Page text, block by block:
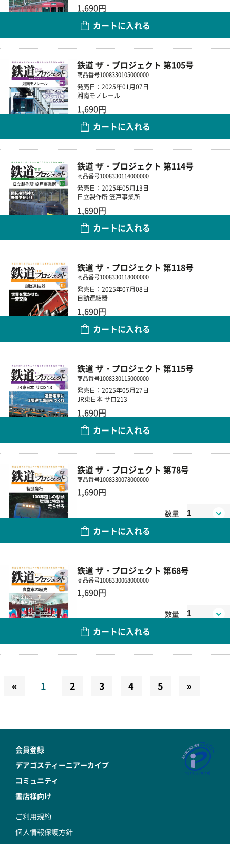
1,690円
カートに入れる
鉄道 ザ・プロジェクト 第105号
商品番号1008330105000000
発売日：2025年01月07日
湘南モノレール
1,690円
カートに入れる
鉄道 ザ・プロジェクト 第114号
商品番号1008330114000000
発売日：2025年05月13日
日立製作所 笠戸事業所
1,690円
カートに入れる
鉄道 ザ・プロジェクト 第118号
商品番号1008330118000000
発売日：2025年07月08日
自動連結器
1,690円
カートに入れる
鉄道 ザ・プロジェクト 第115号
商品番号1008330115000000
発売日：2025年05月27日
JR東日本 サロ213
1,690円
カートに入れる
鉄道 ザ・プロジェクト 第78号
商品番号1008330078000000
1,690円
数量
カートに入れる
鉄道 ザ・プロジェクト 第68号
商品番号1008330068000000
1,690円
数量
カートに入れる
« 1 2 3 4 5 »
会員登録
デアゴスティーニアーカイブ
コミュニティ
書店様向け
ご利用規約
個人情報保護方針